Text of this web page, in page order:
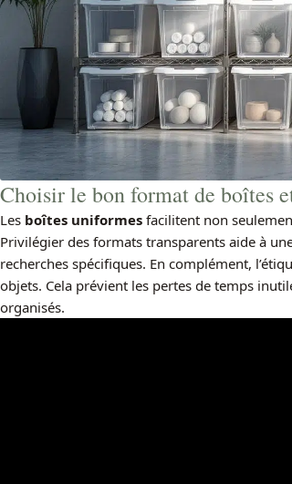
Choisir le bon format de boîtes
Les boîtes uniformes facilitent non
Privilégier des formats transparents aide à
recherches spécifiques. En complément,
objets. Cela prévient les pertes de temps
organisés.